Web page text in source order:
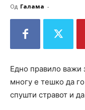
Од Галама -
Едно правило важи
многу е тешко да
спушти стравот и